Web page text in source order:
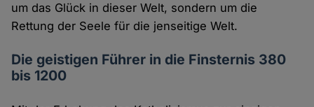
um das Glück in dieser Welt, sondern um die
Rettung der Seele für die jenseitige Welt.
Die geistigen Führer in die Finsternis 380
bis 1200